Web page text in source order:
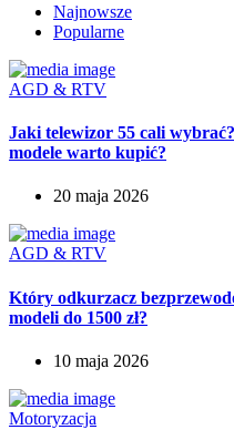
Najnowsze
Popularne
AGD & RTV
Jaki telewizor 55 cali
modele warto kupić?
20 maja 2026
AGD & RTV
Który odkurzacz
modeli do 1500 zł?
10 maja 2026
Motoryzacja